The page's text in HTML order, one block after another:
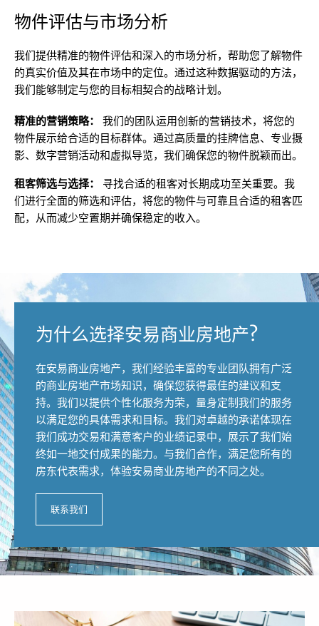
物件评估与市场分析
我们提供精准的物件评估和深入的市场分析，帮助您了解物件
的真实价值及其在市场中的定位。通过这种数据驱动的方法，
我们能够制定与您的目标相契合的战略计划。
精准的营销策略：
我们的团队运用创新的营销技术，将您的
物件展示给合适的目标群体。通过高质量的挂牌信息、专业摄
影、数字营销活动和虚拟导览，我们确保您的物件脱颖而出。
租客筛选与选择：
寻找合适的租客对长期成功至关重要。我
们进行全面的筛选和评估，将您的物件与可靠且合适的租客匹
配，从而减少空置期并确保稳定的收入。
为什么选择安易商业房地产?
在安易商业房地产，我们经验丰富的专业团队拥有广泛
的商业房地产市场知识，确保您获得最佳的建议和支
持。我们以提供个性化服务为荣，量身定制我们的服务
以满足您的具体需求和目标。我们对卓越的承诺体现在
我们成功交易和满意客户的业绩记录中，展示了我们始
终如一地交付成果的能力。与我们合作，满足您所有的
房东代表需求，体验安易商业房地产的不同之处。
联系我们